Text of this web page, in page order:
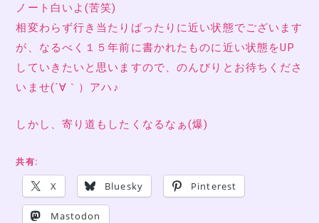
ノート白いよ(苦笑)
相変わらず行き当たりばったりに近い状態でございます
が、なるべく１５年前に書かれたものに近い状態をUP
していきたいと思いますので、のんびりとお待ちくださ
いませ(´∀｀）アハ♪
しかし、寄り道もしたくなるなぁ(爆)
共有:
X Bluesky Pinterest
Mastodon